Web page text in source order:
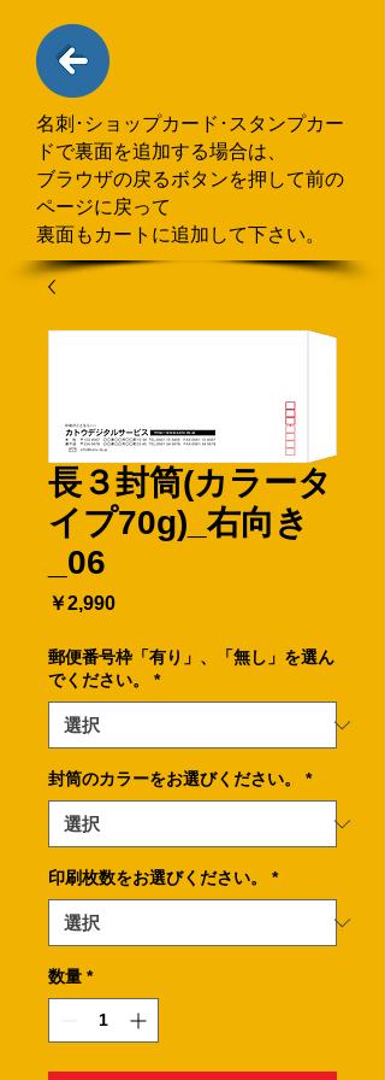
名刺･ショップカード･スタンプカー
ドで​裏面を追加する場合は、
ブラウザの戻るボタンを押して前の
ページに戻って
裏面もカートに追加して下さい。
長３封筒(カラータ
イプ70g)_右向き
_06
￥2,990価
郵便番号枠「有り」、「無し」を選ん
でください。
*
封筒のカラーをお選びください。 *
印刷枚数をお選びください。 *
数量 *